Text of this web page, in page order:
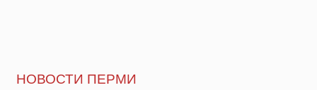
НОВОСТИ ПЕРМИ